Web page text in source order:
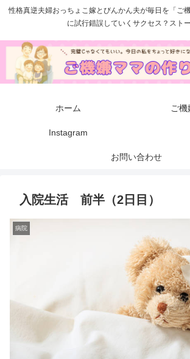
性格真逆夫婦おっちょこ嫁とびんかん夫が毎日を「ご
に試行錯誤していくサクセス？スト
ホーム ご機
Instagram
お問い合わせ
入院生活 前半（2日目）
病院